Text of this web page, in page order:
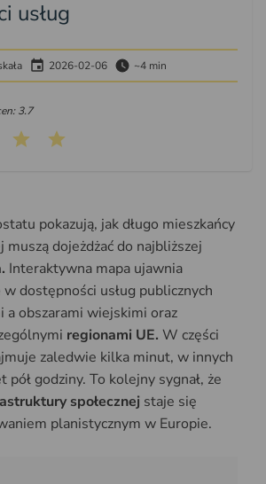
usług
2026-02-06 ~4 min
3.7
pokazują, jak długo mieszkańcy
muszą dojeżdżać do najbliższej
Interaktywna mapa ujawnia
w dostępności usług publicznych
a obszarami wiejskimi oraz
regionami UE. W części
zaledwie kilka minut, w innych
pół godziny. To kolejny sygnał, że
społecznej staje się
planistycznym w Europie.